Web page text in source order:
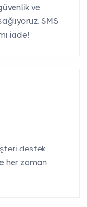
ve
SMS
iade!
destek
her zaman